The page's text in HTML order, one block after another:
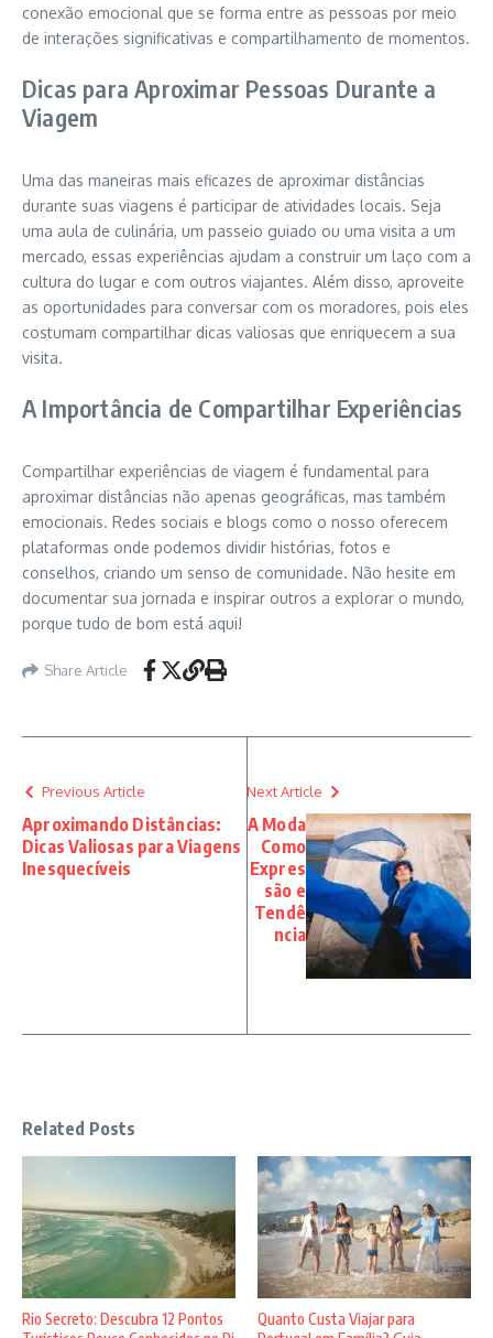
conexão emocional que se forma entre as pessoas por meio
de interações significativas e compartilhamento de momentos.
Dicas para Aproximar Pessoas Durante a
Viagem
Uma das maneiras mais eficazes de aproximar distâncias
durante suas viagens é participar de atividades locais. Seja
uma aula de culinária, um passeio guiado ou uma visita a um
mercado, essas experiências ajudam a construir um laço com a
cultura do lugar e com outros viajantes. Além disso, aproveite
as oportunidades para conversar com os moradores, pois eles
costumam compartilhar dicas valiosas que enriquecem a sua
visita.
A Importância de Compartilhar Experiências
Compartilhar experiências de viagem é fundamental para
aproximar distâncias não apenas geográficas, mas também
emocionais. Redes sociais e blogs como o nosso oferecem
plataformas onde podemos dividir histórias, fotos e
conselhos, criando um senso de comunidade. Não hesite em
documentar sua jornada e inspirar outros a explorar o mundo,
porque tudo de bom está aqui!
Share Article
Previous Article
Aproximando Distâncias:
Dicas Valiosas para Viagens
Inesquecíveis
Next Article
A Moda
Como
Expres
são e
Tendê
ncia
Related Posts
Rio Secreto: Descubra 12 Pontos
Quanto Custa Viajar para